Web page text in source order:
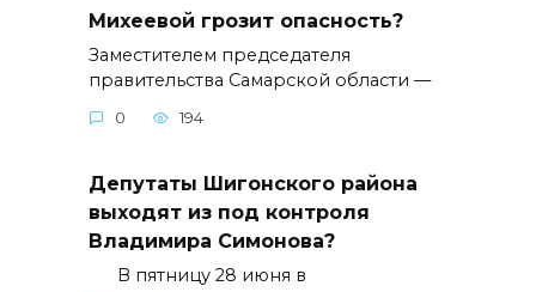
Михеевой грозит опасность?
Заместителем председателя
правительства Самарской области —
0 194
Депутаты Шигонского района
выходят из под контроля
Владимира Симонова?
В пятницу 28 июня в